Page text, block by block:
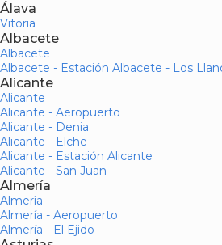
Álava
Vitoria
Albacete
Albacete
Albacete - Estación Albacete - Los
Alicante
Alicante
Alicante - Aeropuerto
Alicante - Denia
Alicante - Elche
Alicante - Estación Alicante
Alicante - San Juan
Almería
Almería
Almería - Aeropuerto
Almería - El Ejido